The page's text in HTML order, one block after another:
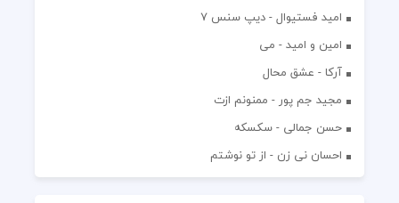
اميد فستيوال - ديپ سنس ۷
امین و امید - می
آرکا - عشق محال
مجید جم پور - ممنونم ازت
حسن جمالی - سکسکه
احسان نی زن - از تو نوشتم